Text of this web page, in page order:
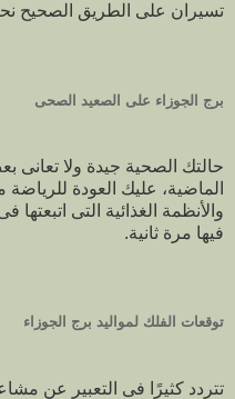
تسيران على الطريق الصحيح
برج الجوزاء على الصعيد الصحى
حالتك الصحية جيدة ولا تعانى
الماضية، عليك العودة للرياضة
والأنظمة الغذائية التى اتبعتها
فيها مرة ثانية.
توقعات الفلك لمواليد برج الجوزاء
تتردد كثيرًا فى التعبير عن